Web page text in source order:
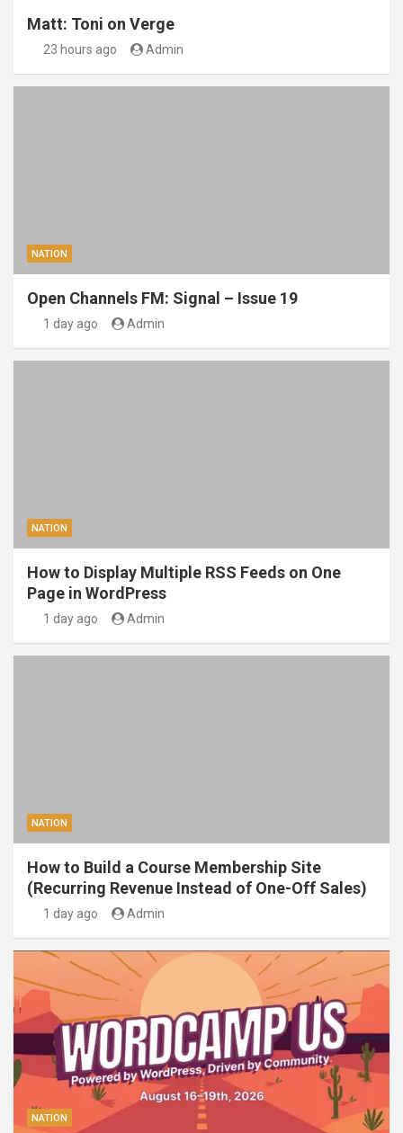
Matt: Toni on Verge
23 hours ago Admin
NATION
Open Channels FM: Signal – Issue 19
1 day ago Admin
NATION
How to Display Multiple RSS Feeds on One
Page in WordPress
1 day ago Admin
NATION
How to Build a Course Membership Site
(Recurring Revenue Instead of One-Off Sales)
1 day ago Admin
NATION